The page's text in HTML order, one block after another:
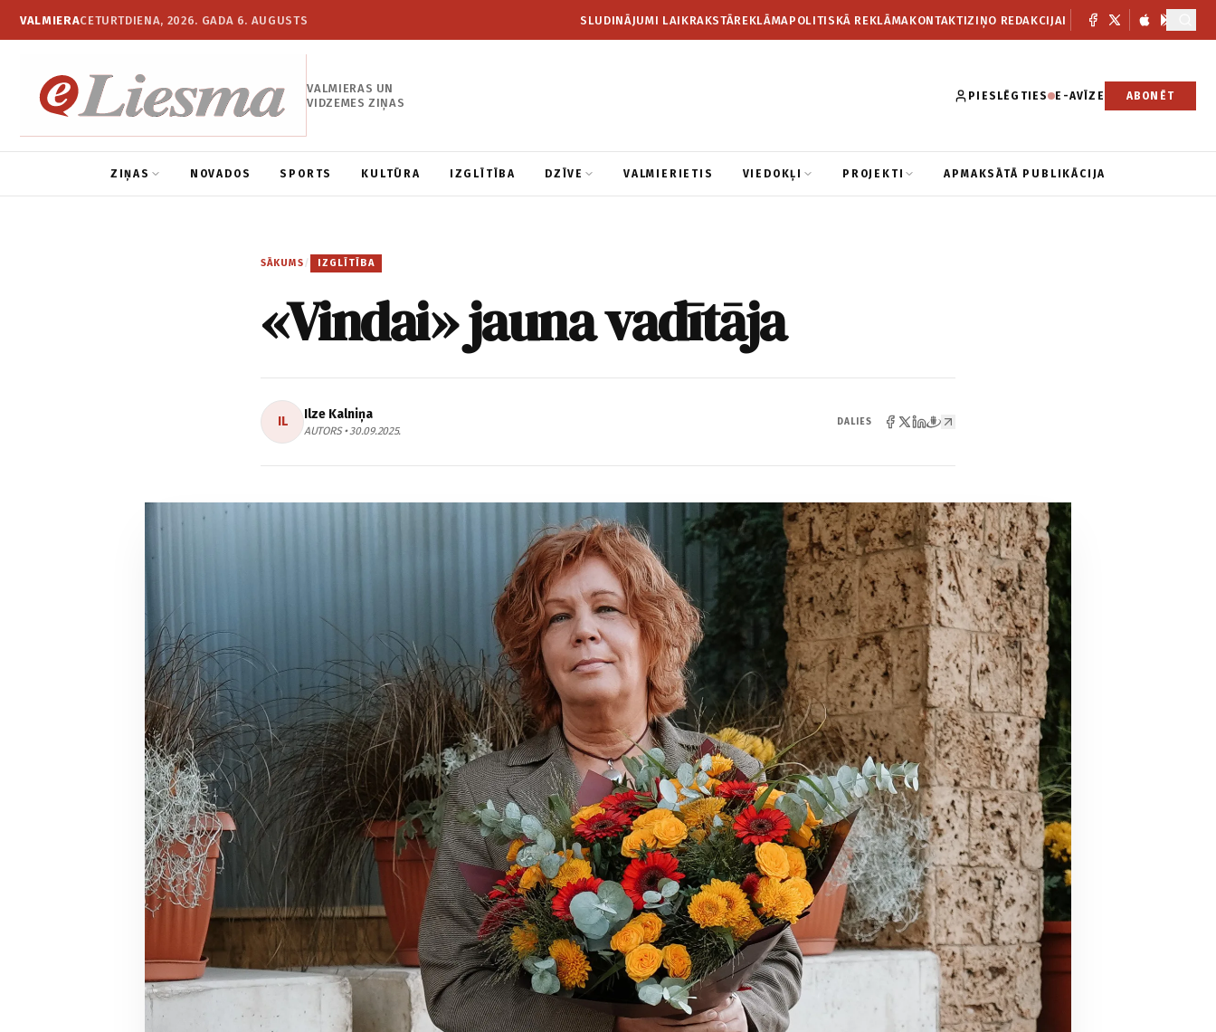
VALMIERACETURTDIENA, 2026. GADA 6. AUGUSTS SLUDINĀJUMI LAIKRAKSTĀREKLĀMAPOLITISKĀ REKLĀMAKONTAKTIZIŅO REDAKCIJAI
VALMIERAS UN
VIDZEMES ZIŅAS
PIESLĒGTIES E-AVĪZE ABONĒT
ZIŅAS NOVADOS SPORTS KULTŪRA IZGLĪTĪBA DZĪVE VALMIERIETIS VIEDOKĻI PROJEKTI APMAKSĀTĀ PUBLIKĀCIJA
SĀKUMS / IZGLĪTĪBA
«Vindai» jauna vadītāja
IL Ilze Kalniņa
AUTORS • 30.09.2025.
DALIES